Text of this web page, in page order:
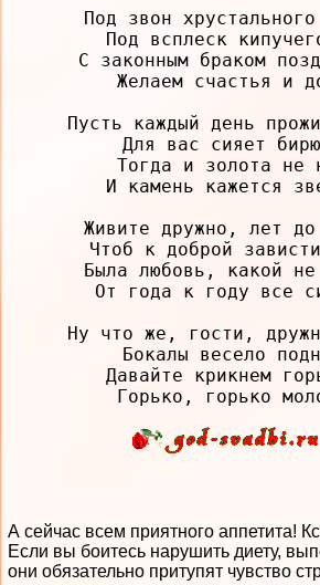
Под звон
Под всплеск
С законным браком
Желаем счастья и
Пусть каждый день
Для вас сияет
Тогда и золота не
И камень кажется
Живите дружно, лет до
Чтоб к доброй
Была любовь, какой
От года к году все
Ну что же, гости,
Бокалы весело
Давайте крикнем
А сейчас всем приятного аппетита!
Если вы боитесь нарушить диету,
они обязательно притупят чувство